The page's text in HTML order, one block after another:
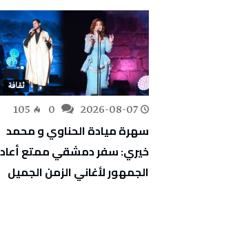
ثقافة
2026-08-07
105
سهرة ميادة الحناوي و محمد
خيري: سفر دمشقي ممتع أعاد
الجمهور لأغاني الزمن الجميل